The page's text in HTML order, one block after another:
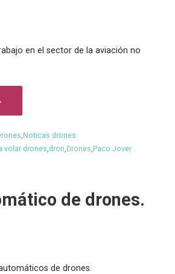
en el sector de la aviación no
, Noticas drones
volar drones,dron, Drones, Paco Jover
de drones.
de drones.